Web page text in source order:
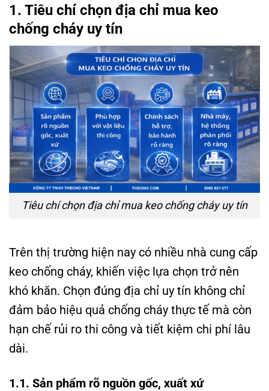
1. Tiêu chí chọn địa chỉ mua keo
chống cháy uy tín
Tiêu chí chọn địa chỉ mua keo chống cháy uy tín
Trên thị trường hiện nay có nhiều nhà cung cấp
keo chống cháy, khiến việc lựa chọn trở nên
khó khăn. Chọn đúng địa chỉ uy tín không chỉ
đảm bảo hiệu quả chống cháy thực tế mà còn
hạn chế rủi ro thi công và tiết kiệm chi phí lâu
dài.
1.1. Sản phẩm rõ nguồn gốc, xuất xứ